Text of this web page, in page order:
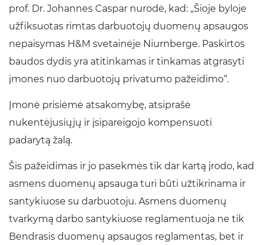
prof. Dr. Johannes Caspar nurodė, kad: „Šioje byloje
užfiksuotas rimtas darbuotojų duomenų apsaugos
nepaisymas H&M svetainėje Niurnberge. Paskirtos
baudos dydis yra atitinkamas ir tinkamas atgrasyti
įmones nuo darbuotojų privatumo pažeidimo“.
Įmonė prisiėmė atsakomybę, atsiprašė
nukentėjusiųjų ir įsipareigojo kompensuoti
padarytą žalą.
Šis pažeidimas ir jo pasekmės tik dar kartą įrodo, kad
asmens duomenų apsauga turi būti užtikrinama ir
santykiuose su darbuotoju. Asmens duomenų
tvarkymą darbo santykiuose reglamentuoja ne tik
Bendrasis duomenų apsaugos reglamentas, bet ir